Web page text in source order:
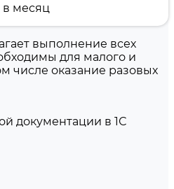
месяц
выполнение всех
для малого и
числе оказание разовых
документации в 1С